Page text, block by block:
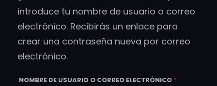
introduce tu nombre de usuario o correo
electrónico. Recibirás un enlace para
crear una contraseña nueva por correo
electrónico.
NOMBRE DE USUARIO O CORREO ELECTRÓNICO *